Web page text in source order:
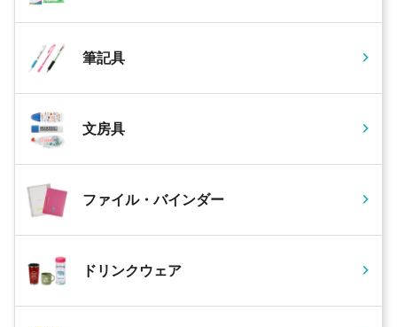
筆記具
文房具
ファイル・バインダー
ドリンクウェア